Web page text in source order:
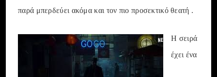
παρά μπερδεύει ακόμα και τον πιο προσεκτικό θεατή .
Η σειρά
έχει ένα